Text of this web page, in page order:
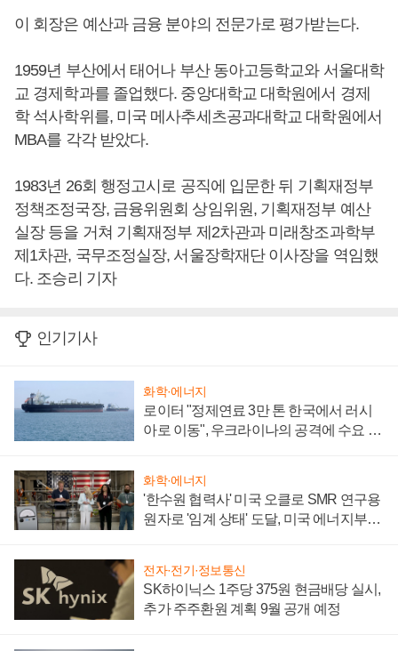
이 회장은 예산과 금융 분야의 전문가로 평가받는다.
1959년 부산에서 태어나 부산 동아고등학교와 서울대학
교 경제학과를 졸업했다. 중앙대학교 대학원에서 경제
학 석사학위를, 미국 메사추세츠공과대학교 대학원에서
MBA를 각각 받았다.
1983년 26회 행정고시로 공직에 입문한 뒤 기획재정부
정책조정국장, 금융위원회 상임위원, 기획재정부 예산
실장 등을 거쳐 기획재정부 제2차관과 미래창조과학부
제1차관, 국무조정실장, 서울장학재단 이사장을 역임했
다. 조승리 기자
인기기사
화학·에너지
로이터 "정제연료 3만 톤 한국에서 러시
아로 이동", 우크라이나의 공격에 수요 늘
화학·에너지
'한수원 협력사' 미국 오클로 SMR 연구용
원자로 '임계 상태' 도달, 미국 에너지부
전자·전기·정보통신
SK하이닉스 1주당 375원 현금배당 실시,
추가 주주환원 계획 9월 공개 예정